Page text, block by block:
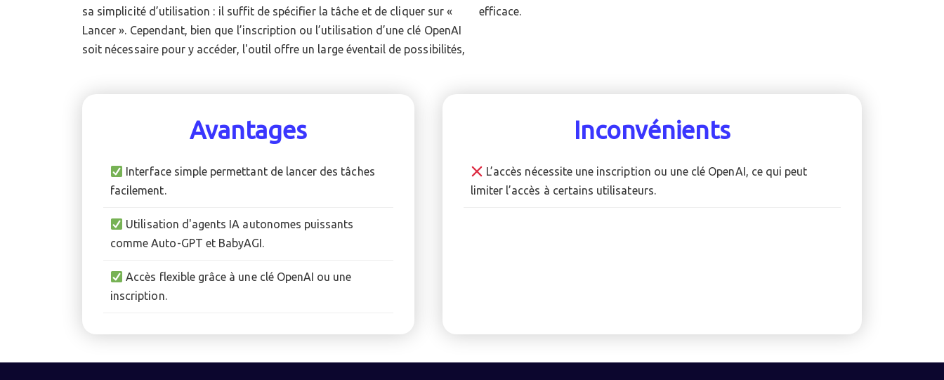
sa simplicité d’utilisation : il suffit de spécifier la tâche et de cliquer sur «
Lancer ». Cependant, bien que l’inscription ou l’utilisation d’une clé OpenAI
soit nécessaire pour y accéder, l'outil offre un large éventail de possibilités,
efficace.
Avantages
Interface simple permettant de lancer des tâches
facilement.
Utilisation d'agents IA autonomes puissants
comme Auto-GPT et BabyAGI.
Accès flexible grâce à une clé OpenAI ou une
inscription.
Inconvénients
L’accès nécessite une inscription ou une clé OpenAI, ce qui peut
limiter l’accès à certains utilisateurs.